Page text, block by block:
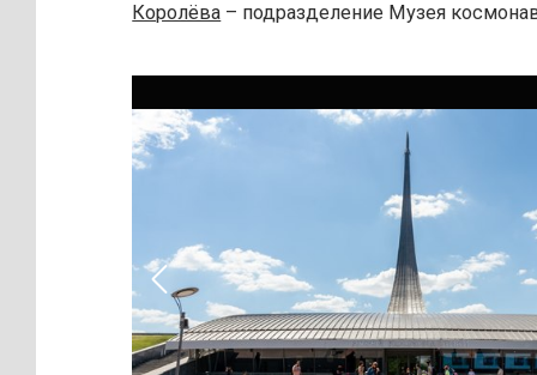
Королёва – подразделение Музея